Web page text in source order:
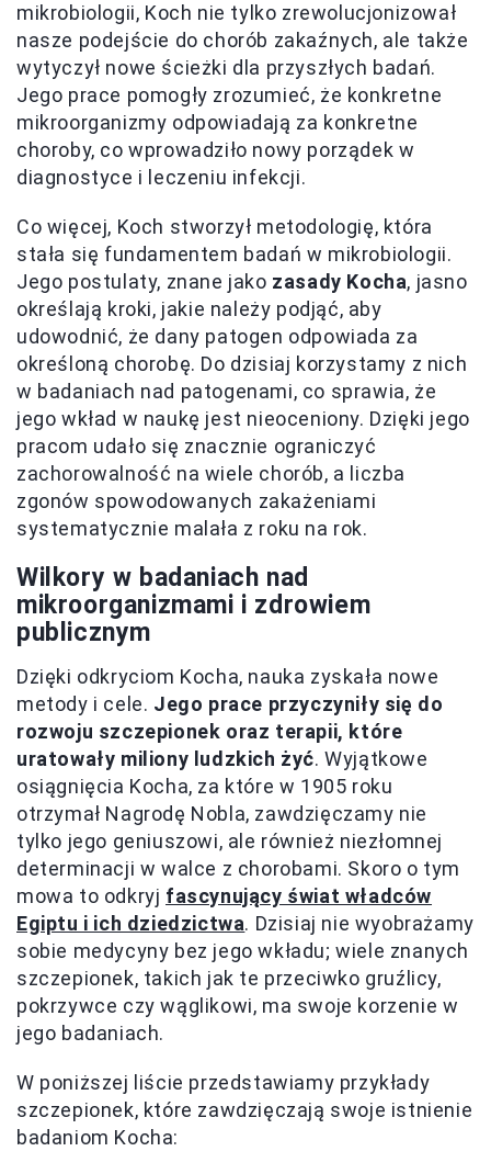
mikrobiologii, Koch nie tylko zrewolucjonizował
nasze podejście do chorób zakaźnych, ale także
wytyczył nowe ścieżki dla przyszłych badań.
Jego prace pomogły zrozumieć, że konkretne
mikroorganizmy odpowiadają za konkretne
choroby, co wprowadziło nowy porządek w
diagnostyce i leczeniu infekcji.
Co więcej, Koch stworzył metodologię, która
stała się fundamentem badań w mikrobiologii.
Jego postulaty, znane jako zasady Kocha, jasno
określają kroki, jakie należy podjąć, aby
udowodnić, że dany patogen odpowiada za
określoną chorobę. Do dzisiaj korzystamy z nich
w badaniach nad patogenami, co sprawia, że
jego wkład w naukę jest nieoceniony. Dzięki jego
pracom udało się znacznie ograniczyć
zachorowalność na wiele chorób, a liczba
zgonów spowodowanych zakażeniami
systematycznie malała z roku na rok.
Wilkory w badaniach nad
mikroorganizmami i zdrowiem
publicznym
Dzięki odkryciom Kocha, nauka zyskała nowe
metody i cele. Jego prace przyczyniły się do
rozwoju szczepionek oraz terapii, które
uratowały miliony ludzkich żyć. Wyjątkowe
osiągnięcia Kocha, za które w 1905 roku
otrzymał Nagrodę Nobla, zawdzięczamy nie
tylko jego geniuszowi, ale również niezłomnej
determinacji w walce z chorobami. Skoro o tym
mowa to odkryj fascynujący świat władców
Egiptu i ich dziedzictwa. Dzisiaj nie wyobrażamy
sobie medycyny bez jego wkładu; wiele znanych
szczepionek, takich jak te przeciwko gruźlicy,
pokrzywce czy wąglikowi, ma swoje korzenie w
jego badaniach.
W poniższej liście przedstawiamy przykłady
szczepionek, które zawdzięczają swoje istnienie
badaniom Kocha: